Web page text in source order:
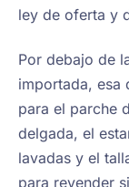
ley de oferta y
Por debajo de
importada, esa
para el parche
delgada, el
lavadas y el
para revender